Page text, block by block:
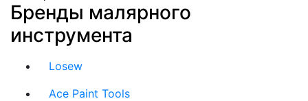
Бренды малярного
инструмента
Losew
Ace Paint Tools